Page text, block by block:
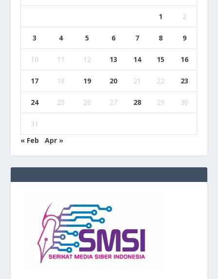
1 2
3 4 5 6 7 8 9
10 11 12 13 14 15 16
17 18 19 20 21 22 23
24 25 26 27 28 29 30
31
« Feb
Apr »